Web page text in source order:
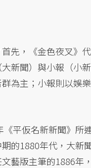
先，《金色夜叉》
新聞）與小報（小
為主；小報則以娛
平仮名新新聞》所
的1880年代，大新
藝版主筆的1886年